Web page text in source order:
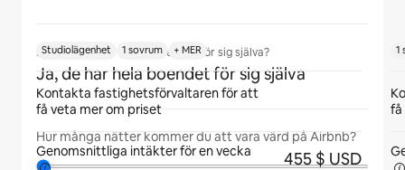
Kommer gäster att ha boendet för sig själva?
Ja, de har hela boendet för sig själva
Hur många nätter kommer du att vara värd på Airbnb?
Studiolägenhet 1 sovrum + MER
Kontakta fastighetsförvaltaren för att
få veta mer om priset
Genomsnittliga intäkter fören vecka 455 $ USD
1
få